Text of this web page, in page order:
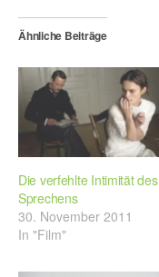
Ähnliche Beiträge
Die verfehlte Intimität des
Sprechens
30. November 2011
In "Film"